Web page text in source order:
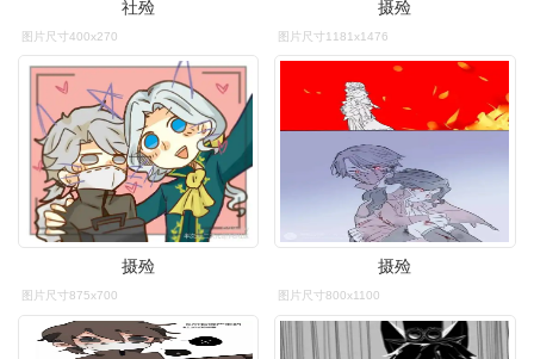
社殓
图片尺寸400x270
摄殓
图片尺寸1181x1476
摄殓
图片尺寸875x700
摄殓
图片尺寸800x1100